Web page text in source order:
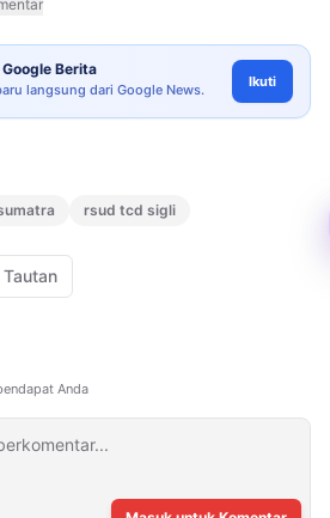
Berita
langsung dari Google News. Ikuti
rsud tcd sigli
Tautan
Anda